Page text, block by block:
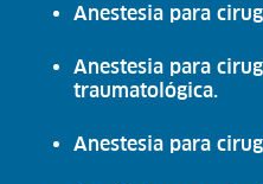
Anestesia para
Anestesia para
traumatológica.
Anestesia para